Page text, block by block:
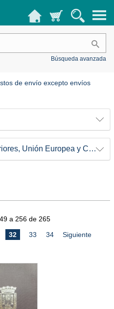
Búsqueda avanzada
de envío excepto envíos
Ministerio de Asuntos Exteriores, Unión Europea y Cooperación
a 256 de 265
32 33 34 Siguiente